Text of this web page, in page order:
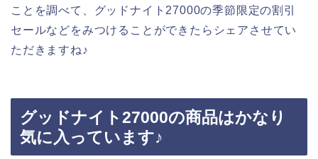
ことを調べて、グッドナイト27000の季節限定の割引
セールなどをみつけることができたらシェアさせてい
ただきますね♪
グッドナイト27000の商品はかなり
気に入っています♪